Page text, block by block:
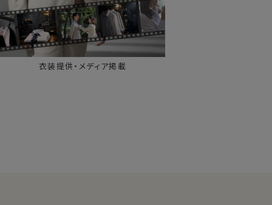
衣装提供・メディア掲載